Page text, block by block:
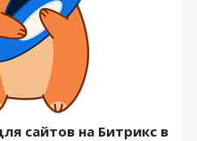
сайтов на Битрикс в